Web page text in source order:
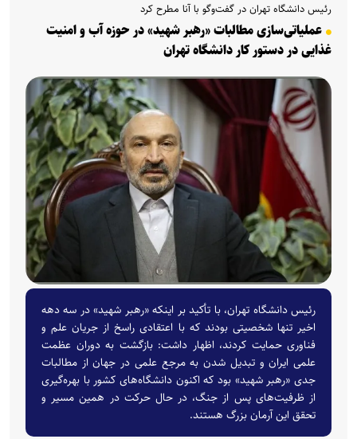
رئیس دانشگاه تهران در گفت‌و‌گو با آنا مطرح کرد
عملیاتی‌سازی مطالبات «رهبر شهید» در حوزه آب و امنیت
غذایی در دستور کار دانشگاه تهران
رئیس دانشگاه تهران، با تأکید بر اینکه «رهبر شهید» در سه دهه
اخیر تنها شخصیتی بودند که با اعتقادی راسخ از جریان علم و
فناوری حمایت کردند، اظهار داشت: بازگشت به دوران عظمت
علمی ایران و تبدیل شدن به مرجع علمی در جهان از مطالبات
جدی «رهبر شهید» بود که اکنون دانشگاه‌های کشور با بهره‌گیری
از ظرفیت‌های پس از جنگ، در حال حرکت در همین مسیر و
تحقق این آرمان بزرگ هستند.